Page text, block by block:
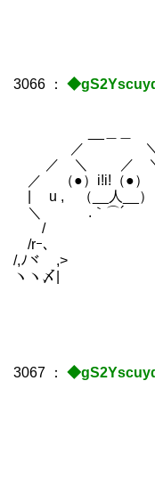
3066 ：
__＿＿ γ ￣
／ ＼ ｜ そ
／ ＼ ／ ＼ 乂
／ （●）i!i!（●
| u , （__人
＼ .｀
/ ヾ
/rｰ､ | γ
/,ﾉヾ ,> |
ヽヽ〆|
3067 ：
/
/
/